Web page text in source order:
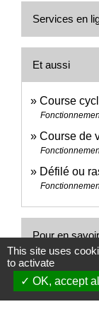
Services en
Et aussi
Course
Course de
Défilé ou
Pour en
ouvert au
Préfecture de
This site uses
to activate
OK, accept all